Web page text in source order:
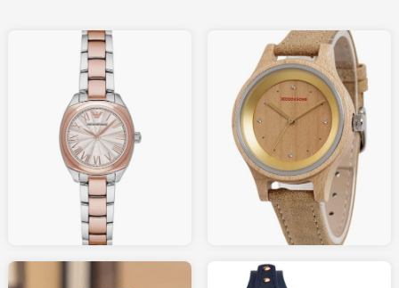
159.00
AMAZON.fr
129.00
AMAZON.fr